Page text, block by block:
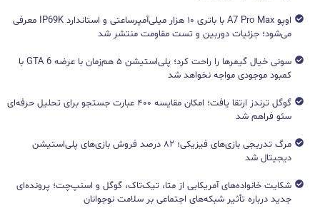
اوپو A7 Pro Max با باتری ۱۰ هزار میلی‌آمپرساعتی و استاندارد IP69K معرفی
می‌شود؛ جزئیات دوربین و تست مقاومت منتشر شد
سونی خیال گیمرها را راحت کرد؛ پلی‌استیشن ۵ هم‌زمان با عرضه GTA 6 با
کمبود موجودی مواجه نخواهد شد
گوگل ترندز ارتقا یافت؛ امکان مقایسه ۴۰۰ عبارت جستجو برای تحلیل حرفه‌ای
سئو فراهم شد
مرگ تدریجی بازی‌های فیزیکی؛ ۸۲ درصد فروش بازی‌های پلی‌استیشن
دیجیتال شد
شکایت خانواده‌های آمریکایی از متا، تیک‌تاک، گوگل و اسنپ‌چت؛ پرونده‌ای
جدید درباره تأثیر شبکه‌های اجتماعی بر سلامت نوجوانان